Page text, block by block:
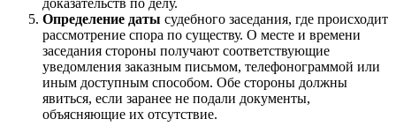
доказательств по делу.
Определение даты судебного заседания, где происходит
рассмотрение спора по существу. О месте и времени
заседания стороны получают соответствующие
уведомления заказным письмом, телефонограммой или
иным доступным способом. Обе стороны должны
явиться, если заранее не подали документы,
объясняющие их отсутствие.